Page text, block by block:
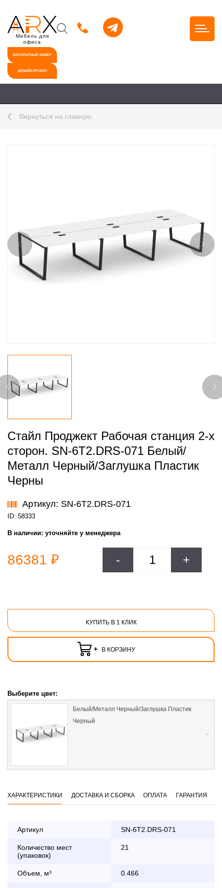
Мебель для
офиса
БЕСПЛАТНЫЙ ЗАМЕР
ДИЗАЙН-ПРОЕКТ
Вернуться на главную
Стайл Проджект Рабочая станция 2-х
сторон. SN-6T2.DRS-071 Белый/
Металл Черный/Заглушка Пластик
Черны
Артикул: SN-6T2.DRS-071
ID: 58333
В наличии: уточняйте у менеджера
86381 ₽ - +
КУПИТЬ В 1 КЛИК
+ В КОРЗИНУ
Выберите цвет:
Белый/Металл Черный/Заглушка Пластик
Черный
ХАРАКТЕРИСТИКИ ДОСТАВКА И СБОРКА ОПЛАТА ГАРАНТИЯ
Артикул SN-6T2.DRS-071
Количество мест
(упаковок)
21
Объем, м³ 0.466
заказа банковской картой